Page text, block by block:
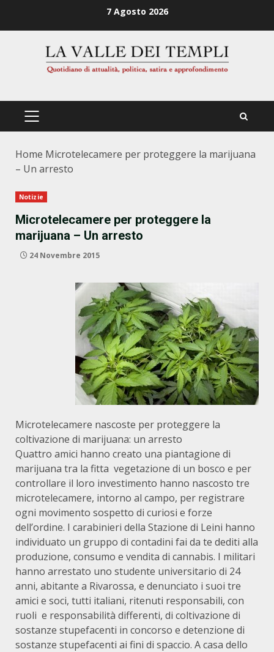
7 Agosto 2026
PRIMÄRES
Home Microtelecamere per proteggere la marijuana
– Un arresto
Notizie
Microtelecamere per proteggere la
marijuana – Un arresto
24 Novembre 2015
Microtelecamere nascoste per proteggere la
coltivazione di marijuana: un arresto
Quattro amici hanno creato una piantagione di
marijuana tra la fitta vegetazione di un bosco e per
controllare il loro investimento hanno nascosto tre
microtelecamere, intorno al campo, per registrare
ogni movimento sospetto di curiosi e forze
dell’ordine. I carabinieri della Stazione di Leini hanno
individuato un gruppo di contadini fai da te dediti alla
produzione, consumo e vendita di cannabis. I militari
hanno arrestato uno studente universitario di 24
anni, abitante a Rivarossa, e denunciato i suoi tre
amici e soci, tutti italiani, ritenuti responsabili, con
ruoli e responsabilità differenti, di coltivazione di
sostanze stupefacenti in concorso e detenzione di
sostanze stupefacenti ai fini di spaccio. A casa dello